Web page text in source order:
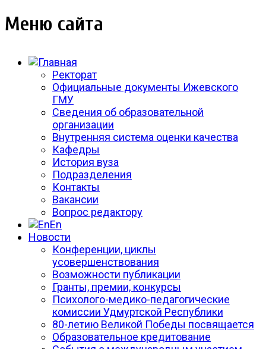
Меню сайта
Ректорат
Официальные документы Ижевского
ГМУ
Сведения об образовательной
организации
Внутренняя система оценки качества
Кафедры
История вуза
Подразделения
Контакты
Вакансии
Вопрос редактору
En
Новости
Конференции, циклы
усовершенствования
Возможности публикации
Гранты, премии, конкурсы
Психолого-медико-педагогические
комиссии Удмуртской Республики
80-летию Великой Победы посвящается
Образовательное кредитование